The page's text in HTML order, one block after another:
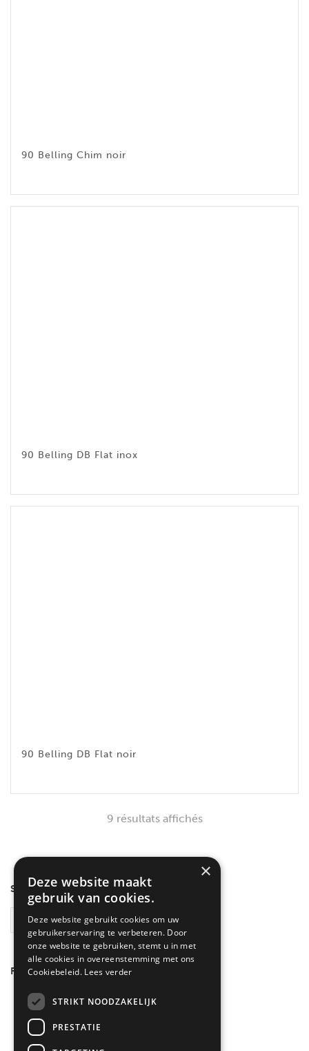
90 Belling Chim noir
90 Belling DB Flat inox
90 Belling DB Flat noir
9 résultats affichés
SEARCH
RECHERCHE
FILTRER PAR COULEUR
Inox(3)
Noir(6)
×
Deze website maakt
gebruik van cookies.
Deze website gebruikt cookies om uw
gebruikerservaring te verbeteren. Door
onze website te gebruiken, stemt u in met
alle cookies in overeenstemming met ons
Cookiebeleid. Lees verder
STRIKT NOODZAKELIJK
PRESTATIE